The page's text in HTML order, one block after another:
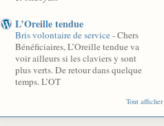
L’Oreille tendue
Bris volontaire de service-Chers
Bénéficiaires, L’Oreille tendue va
voir ailleurs si les claviers y sont
plus verts. De retour dans quelque
temps. L’OT
Tout afficher